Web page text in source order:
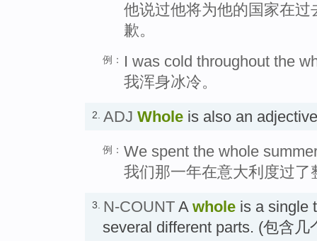
他说过他将为他的国家在
歉。
例：
I was cold throughout the
我浑身冰冷。
2. ADJ Whole is also an
例： We spent the whole
我们那一年在意大利度过了
3. N-COUNT A whole is a single
several different parts. (包含